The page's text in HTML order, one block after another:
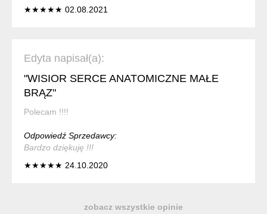
★★★★★ 02.08.2021
Edyta napisał(a):
"WISIOR SERCE ANATOMICZNE MAŁE
BRĄZ"
Polecam !!!!
Odpowiedź Sprzedawcy:
Bardzo dziękuję !!!
★★★★★ 24.10.2020
zobacz wszystkie opinie